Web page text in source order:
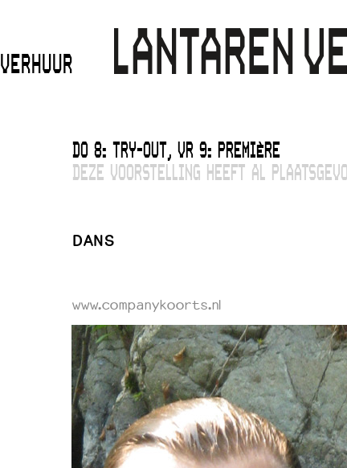
VERHUUR
DO 8: TRY-OUT, VR 9: PREMIÈRE
DEZE VOORSTELLING HEEFT AL
DANS
www.companykoorts.nl